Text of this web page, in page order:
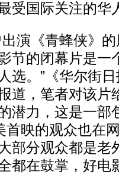
受国际关注的华
演《青蜂侠》的
节的闭幕片是一
选。”《华尔街
道，笔者对该片
潜力，这是一部
首映的观众也在
部分观众都是老
都在鼓掌，好电